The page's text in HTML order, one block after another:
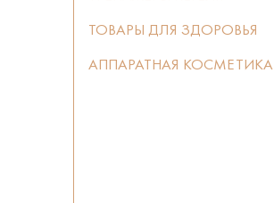
ТОВАРЫ ДЛЯ ЗДОРОВЬЯ
АППАРАТНАЯ КОСМЕТИКА